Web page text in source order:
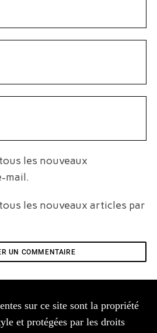
les nouveaux
mail.
les nouveaux articles par
sur ce site sont la propriété
et protégées par les droits